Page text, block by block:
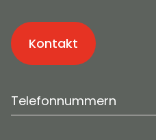
Kontakt
Telefonnummern